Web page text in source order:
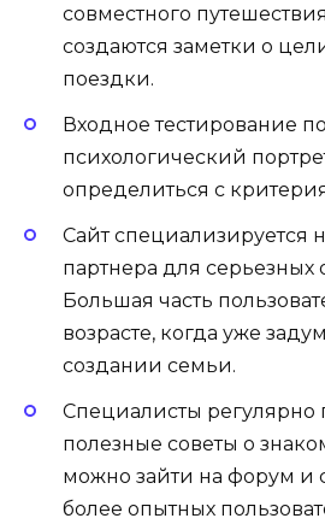
совместного
создаются заметки о
поездки.
Входное тестирование
психологический
определиться с
Сайт специализируется
партнера для серьезных
Большая часть
возрасте, когда уже
создании семьи.
Специалисты регулярно
полезные советы о
можно зайти на форум и
более опытных